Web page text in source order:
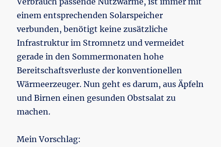
einem entsprechenden Solarspeicher
verbunden, benötigt keine zusätzliche
Infrastruktur im Stromnetz und vermeidet
gerade in den Sommermonaten hohe
Bereitschaftsverluste der konventionellen
Wärmeerzeuger. Nun geht es darum, aus Äpfeln
und Birnen einen gesunden Obstsalat zu
machen.
Mein Vorschlag: